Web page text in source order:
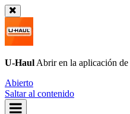
U-Haul Abrir en la aplicación de
Abierto
Saltar al contenido